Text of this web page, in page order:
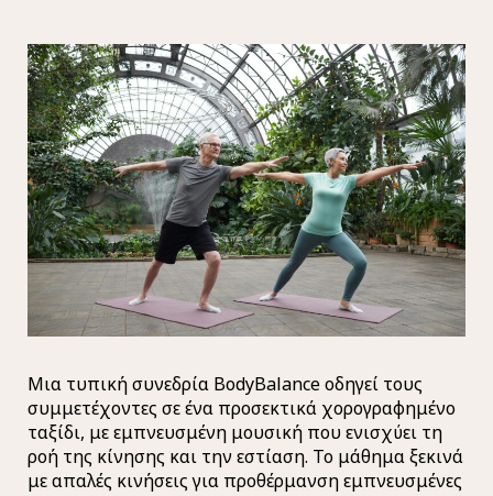
Μια τυπική συνεδρία BodyBalance οδηγεί τους
συμμετέχοντες σε ένα προσεκτικά χορογραφημένο
ταξίδι, με εμπνευσμένη μουσική που ενισχύει τη
ροή της κίνησης και την εστίαση. Το μάθημα ξεκινά
με απαλές κινήσεις για προθέρμανση εμπνευσμένες